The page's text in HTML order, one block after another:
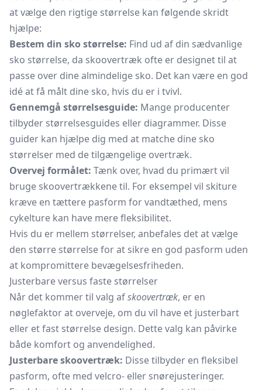
at vælge den rigtige størrelse kan følgende skridt
hjælpe:
Bestem din sko størrelse: Find ud af din sædvanlige
sko størrelse, da skoovertræk ofte er designet til at
passe over dine almindelige sko. Det kan være en god
idé at få målt dine sko, hvis du er i tvivl.
Gennemgå størrelsesguide: Mange producenter
tilbyder størrelsesguides eller diagrammer. Disse
guider kan hjælpe dig med at matche dine sko
størrelser med de tilgængelige overtræk.
Overvej formålet: Tænk over, hvad du primært vil
bruge skoovertrækkene til. For eksempel vil skiture
kræve en tættere pasform for vandtæthed, mens
cykelture kan have mere fleksibilitet.
Hvis du er mellem størrelser, anbefales det at vælge
den større størrelse for at sikre en god pasform uden
at kompromittere bevægelsesfriheden.
Justerbare versus faste størrelser
Når det kommer til valg afskoovertræk, er en
nøglefaktor at overveje, om du vil have et justerbart
eller et fast størrelse design. Dette valg kan påvirke
både komfort og anvendelighed.
Justerbare skoovertræk: Disse tilbyder en fleksibel
pasform, ofte med velcro- eller snørejusteringer.